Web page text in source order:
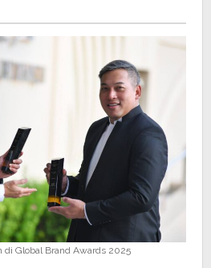
di Global Brand Awards 2025